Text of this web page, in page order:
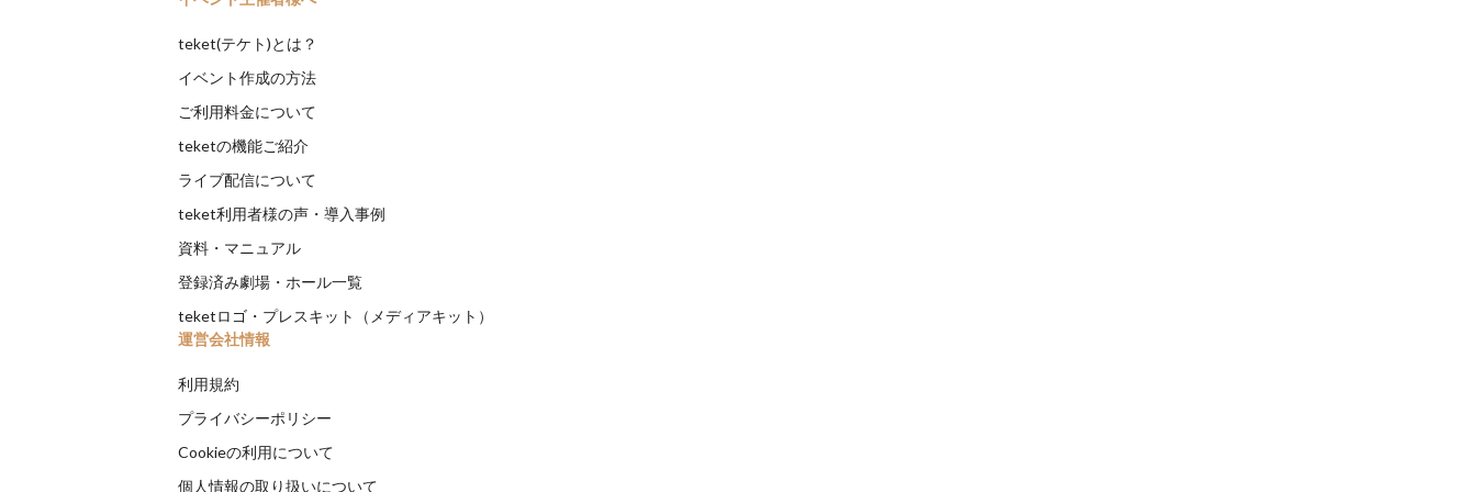
teket(テケト)とは？
イベント作成の方法
ご利用料金について
teketの機能ご紹介
ライブ配信について
teket利用者様の声・導入事例
資料・マニュアル
登録済み劇場・ホール一覧
teketロゴ・プレスキット（メディアキット）
運営会社情報
利用規約
プライバシーポリシー
Cookieの利用について
個人情報の取り扱いについて